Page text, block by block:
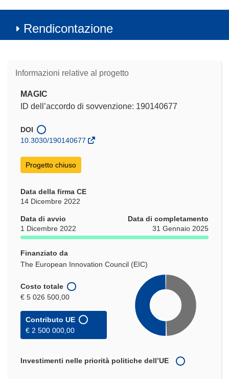
Rendicontazione
Informazioni relative al progetto
MAGIC
ID dell’accordo di sovvenzione: 190140677
DOI
10.3030/190140677
Progetto chiuso
Data della firma CE
14 Dicembre 2022
Data di avvio
1 Dicembre 2022
Data di completamento
31 Gennaio 2025
Finanziato da
The European Innovation Council (EIC)
Costo totale
€ 5 026 500,00
Contributo UE
€ 2 500 000,00
Investimenti nelle priorità politiche dell’UE